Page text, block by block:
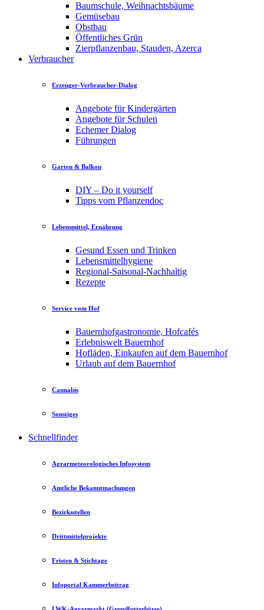
Baumschule, Weihnachtsbäume
Gemüsebau
Obstbau
Öffentliches Grün
Zierpflanzenbau, Stauden, Azerca
Verbraucher
Erzeuger-Verbraucher-Dialog
Angebote für Kindergärten
Angebote für Schulen
Echemer Dialog
Führungen
Garten & Balkon
DIY – Do it yourself
Tipps vom Pflanzendoc
Lebensmittel, Ernährung
Gesund Essen und Trinken
Lebensmittelhygiene
Regional-Saisonal-Nachhaltig
Rezepte
Service vom Hof
Bauernhofgastronomie, Hofcafés
Erlebniswelt Bauernhof
Hofläden, Einkaufen auf dem Bauernhof
Urlaub auf dem Bauernhof
Cannabis
Sonstiges
Schnellfinder
Agrarmeteorologisches Infosystem
Amtliche Bekanntmachungen
Bezirksstellen
Drittmittelprojekte
Fristen & Stichtage
Infoportal Kammerbeitrag